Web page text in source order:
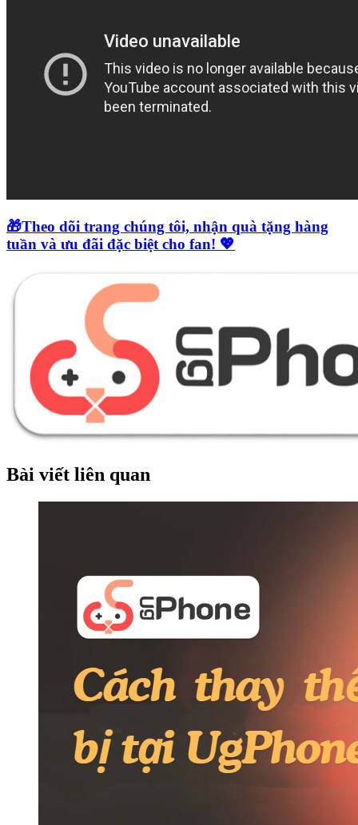
🎁Theo dõi trang chúng tôi, nhận quà tặng hàng
tuần và ưu đãi đặc biệt cho fan! 💖
Bài viết liên quan